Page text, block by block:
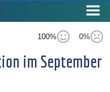
100% 0%
im September